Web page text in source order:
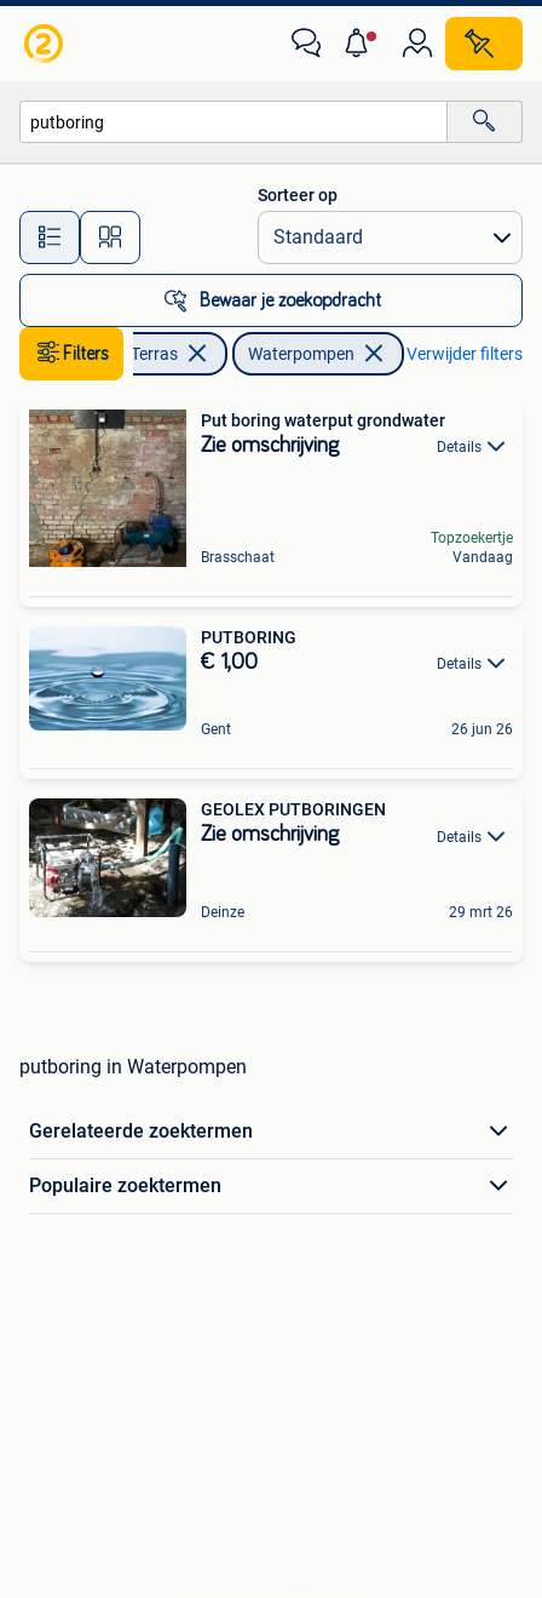
Alle afstanden…
Sorteer op
Bewaar je zoekopdracht
Filters
Tuin en Terras Waterpompen Verwijder filters
Put boring waterput grondwater
Zie omschrijving Details
Brasschaat
Topzoekertje
Vandaag
PUTBORING
€ 1,00 Details
Gent 26 jun 26
GEOLEX PUTBORINGEN
Zie omschrijving Details
Deinze 29 mrt 26
putboring in Waterpompen
Gerelateerde zoektermen
Populaire zoektermen